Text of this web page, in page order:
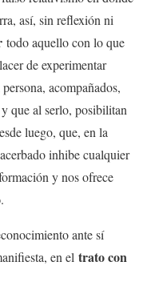
así, sin reflexión ni
todo aquello con lo que
de experimentar
acompañados,
que al serlo, posibilitan
luego, que, en la
inhibe cualquier
y nos ofrece
.
ante sí
en el trato con